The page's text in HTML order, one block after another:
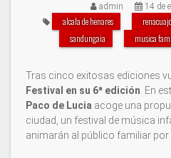
admin 14 de
alcala de henares
sandungaia
musica
Tras cinco exitosas ediciones
Festival en su 6ª edición . En
Paco de Lucia acoge una
ciudad, un festival de música
animarán al público familiar por